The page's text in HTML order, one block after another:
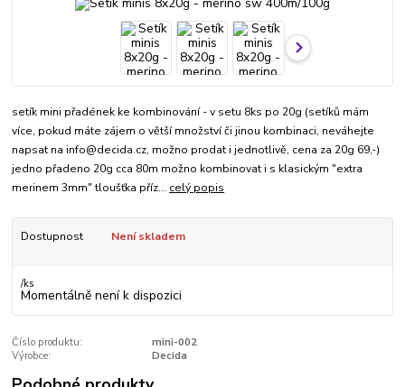
setík mini přadének ke kombinování - v setu 8ks po 20g (setíků mám
více, pokud máte zájem o větší množství či jinou kombinaci, neváhejte
napsat na info@decida.cz, možno prodat i jednotlivě, cena za 20g 69,-)
jedno přadeno 20g cca 80m možno kombinovat i s klasickým "extra
merinem 3mm" tloušťka příz... celý popis
Dostupnost Není skladem
/ks
Momentálně není k dispozici
Číslo produktu:
mini-002
Výrobce:
Decida